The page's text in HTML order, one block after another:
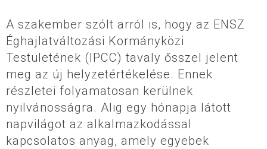
A szakember szólt arról is, hogy az ENSZ
Éghajlatváltozási Kormányközi
Testületének (IPCC) tavaly ősszel jelent
meg az új helyzetértékelése. Ennek
részletei folyamatosan kerülnek
nyilvánosságra. Alig egy hónapja látott
napvilágot az alkalmazkodással
kapcsolatos anyag, amely egyebek